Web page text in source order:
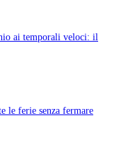
ai temporali veloci: il
le ferie senza fermare